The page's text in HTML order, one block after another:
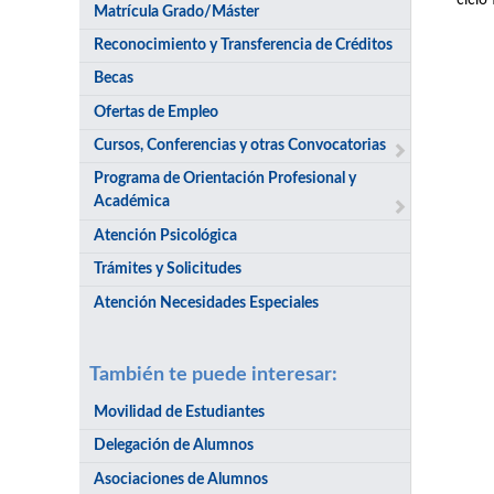
Matrícula Grado/Máster
Reconocimiento y Transferencia de Créditos
Becas
Ofertas de Empleo
Cursos, Conferencias y otras Convocatorias
Programa de Orientación Profesional y
Académica
Atención Psicológica
Trámites y Solicitudes
Atención Necesidades Especiales
También te puede interesar:
Movilidad de Estudiantes
Delegación de Alumnos
Asociaciones de Alumnos